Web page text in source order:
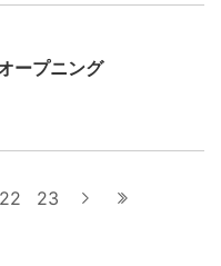
ープニング
22 23 次へ